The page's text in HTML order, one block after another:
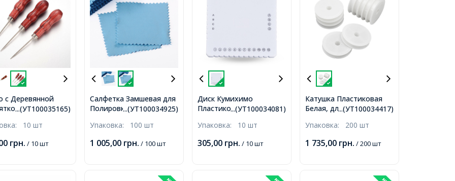
...(УТ100035165)
с Деревянной
10 шт
грн. / 10 шт
...(УТ100034925)
Салфетка Замшевая для
Полировки и Чистки
и Серебра, Квадратная,
78.5x78.5x0.2мм,
Упаковка: 100 шт
1 005,00 грн. / 100 шт
...(УТ100034081)
Диск Кумихимо
Пластиковый для
Браслетов, Макраме,
10х10см,
Упаковка: 10 шт
305,00 грн. / 10 шт
...(УТ100034417)
Катушка Пластиковая
Белая, для Нитей,
82х15мм,
Упаковка: 200 шт
1 735,00 грн. / 200 шт